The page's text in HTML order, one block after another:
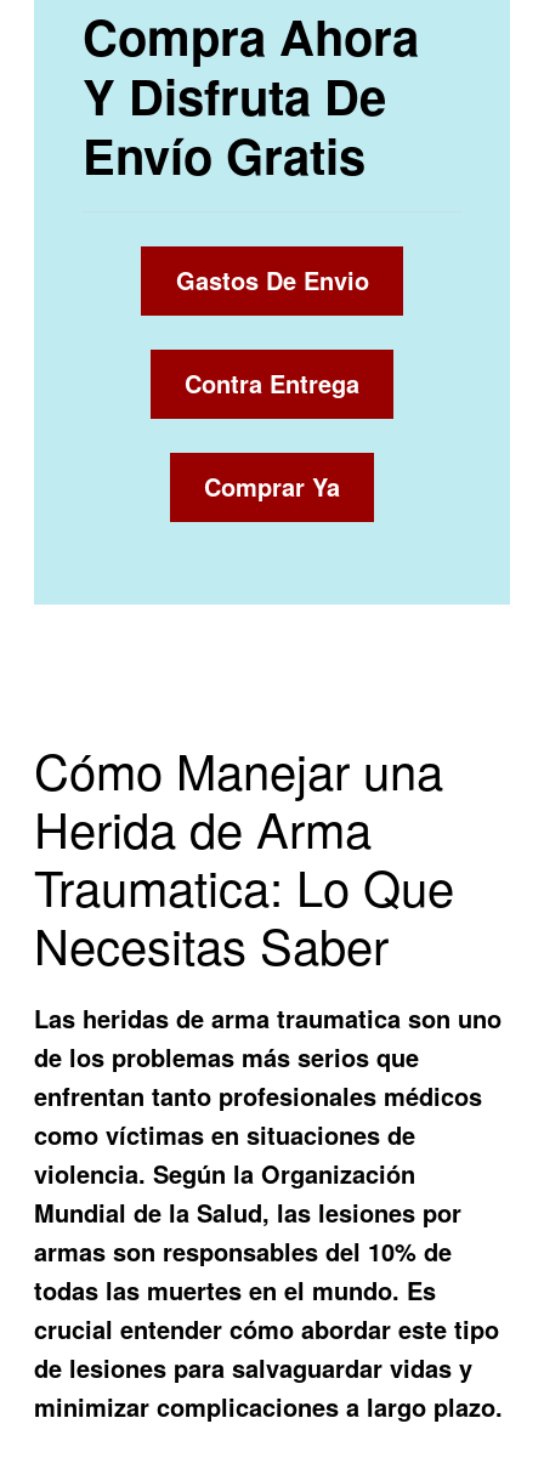
Compra Ahora
Y Disfruta De
Envío Gratis
Gastos De Envio
Contra Entrega
Comprar Ya
Cómo Manejar una
Herida de Arma
Traumatica: Lo Que
Necesitas Saber
Las heridas de arma traumatica son uno
de los problemas más serios que
enfrentan tanto profesionales médicos
como víctimas en situaciones de
violencia. Según la Organización
Mundial de la Salud, las lesiones por
armas son responsables del 10% de
todas las muertes en el mundo. Es
crucial entender cómo abordar este tipo
de lesiones para salvaguardar vidas y
minimizar complicaciones a largo plazo.